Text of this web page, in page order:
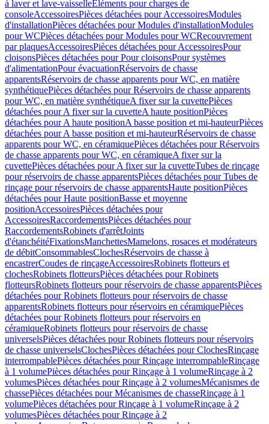
à laver et lave-vaisselleEléments pour charges de
consoleAccessoiresPièces détachées pour AccessoiresModules
d'installationPièces détachées pour Modules d'installationModules
pour WCPièces détachées pour Modules pour WCRecouvrement
par plaquesAccessoiresPièces détachées pour AccessoiresPour
cloisonsPièces détachées pour Pour cloisonsPour systèmes
d'alimentationPour évacuationRéservoirs de chasse
apparentsRéservoirs de chasse apparents pour WC, en matière
synthétiquePièces détachées pour Réservoirs de chasse apparents
pour WC, en matière synthétiqueA fixer sur la cuvettePièces
détachées pour A fixer sur la cuvetteA haute positionPièces
détachées pour A haute positionA basse position et mi-hauteurPièces
détachées pour A basse position et mi-hauteurRéservoirs de chasse
apparents pour WC, en céramiquePièces détachées pour Réservoirs
de chasse apparents pour WC, en céramiqueA fixer sur la
cuvettePièces détachées pour A fixer sur la cuvetteTubes de rinçage
pour réservoirs de chasse apparentsPièces détachées pour Tubes de
rinçage pour réservoirs de chasse apparentsHaute positionPièces
détachées pour Haute positionBasse et moyenne
positionAccessoiresPièces détachées pour
AccessoiresRaccordementsPièces détachées pour
RaccordementsRobinets d'arrêtJoints
d'étanchéitéFixationsManchettesMamelons, rosaces et modérateurs
de débitConsommablesClochesRéservoirs de chasse à
encastrerCoudes de rinçageAccessoiresRobinets flotteurs et
clochesRobinets flotteursPièces détachées pour Robinets
flotteursRobinets flotteurs pour réservoirs de chasse apparentsPièces
détachées pour Robinets flotteurs pour réservoirs de chasse
apparentsRobinets flotteurs pour réservoirs en céramiquePièces
détachées pour Robinets flotteurs pour réservoirs en
céramiqueRobinets flotteurs pour réservoirs de chasse
universelsPièces détachées pour Robinets flotteurs pour réservoirs
de chasse universelsClochesPièces détachées pour ClochesRinçage
interrompablePièces détachées pour Rinçage interrompableRinçage
à 1 volumePièces détachées pour Rinçage à 1 volumeRinçage à 2
volumesPièces détachées pour Rinçage à 2 volumesMécanismes de
chassePièces détachées pour Mécanismes de chasseRinçage à 1
volumePièces détachées pour Rinçage à 1 volumeRinçage à 2
volumesPièces détachées pour Rinçage à 2